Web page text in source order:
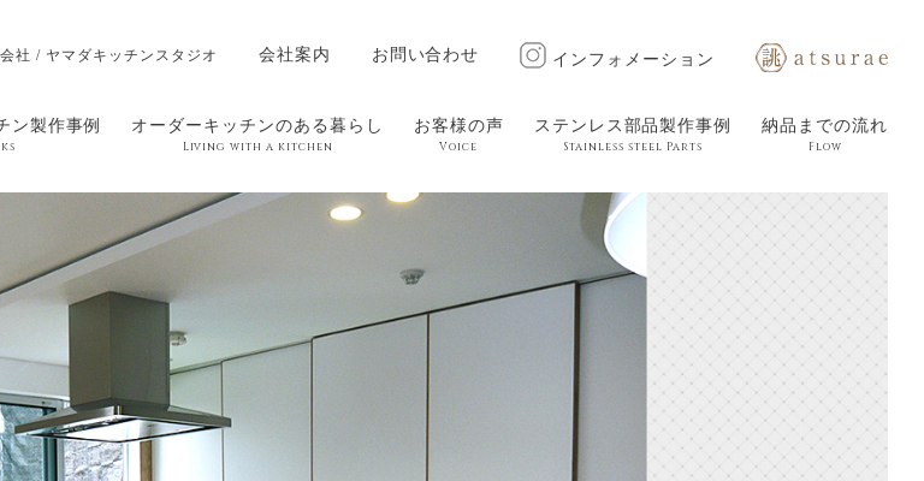
社 / ヤマダキッチンスタジオ 会社案内 お問い合わせ インフォメーション
ン製作事例 オーダーキッチンのある暮らし
Living with a kitchen
お客様の声
Voice
ステンレス部品製作事例
Stainless steel Parts
納品までの流れ
Flow